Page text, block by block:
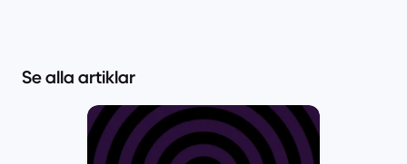
Se alla artiklar